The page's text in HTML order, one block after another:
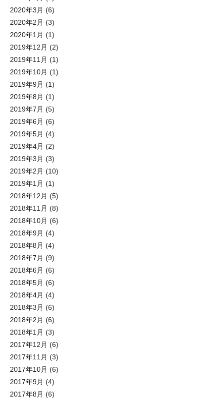
2020年3月 (6)
2020年2月 (3)
2020年1月 (1)
2019年12月 (2)
2019年11月 (1)
2019年10月 (1)
2019年9月 (1)
2019年8月 (1)
2019年7月 (5)
2019年6月 (6)
2019年5月 (4)
2019年4月 (2)
2019年3月 (3)
2019年2月 (10)
2019年1月 (1)
2018年12月 (5)
2018年11月 (8)
2018年10月 (6)
2018年9月 (4)
2018年8月 (4)
2018年7月 (9)
2018年6月 (6)
2018年5月 (6)
2018年4月 (4)
2018年3月 (6)
2018年2月 (6)
2018年1月 (3)
2017年12月 (6)
2017年11月 (3)
2017年10月 (6)
2017年9月 (4)
2017年8月 (6)